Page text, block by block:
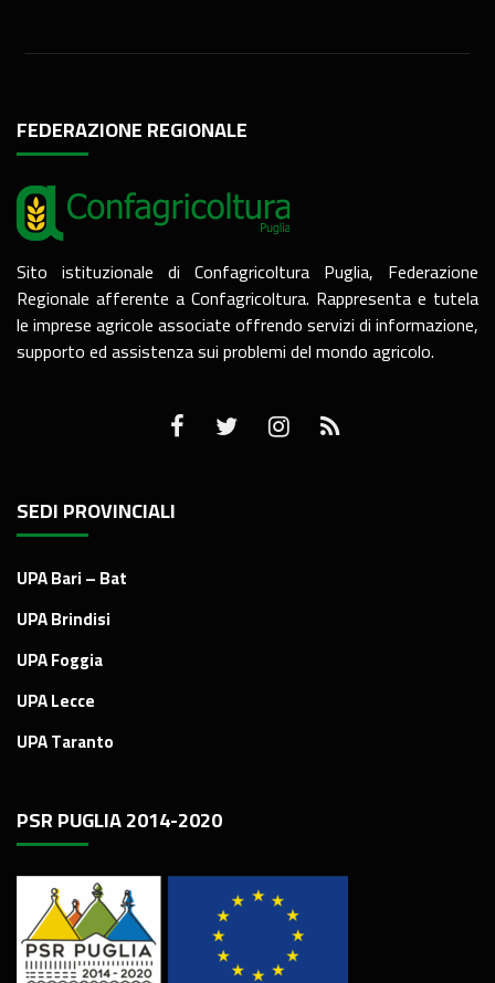
FEDERAZIONE REGIONALE
Sito istituzionale di Confagricoltura Puglia, Federazione
Regionale afferente a Confagricoltura. Rappresenta e tutela
le imprese agricole associate offrendo servizi di informazione,
supporto ed assistenza sui problemi del mondo agricolo.
SEDI PROVINCIALI
UPA Bari – Bat
UPA Brindisi
UPA Foggia
UPA Lecce
UPA Taranto
PSR PUGLIA 2014-2020